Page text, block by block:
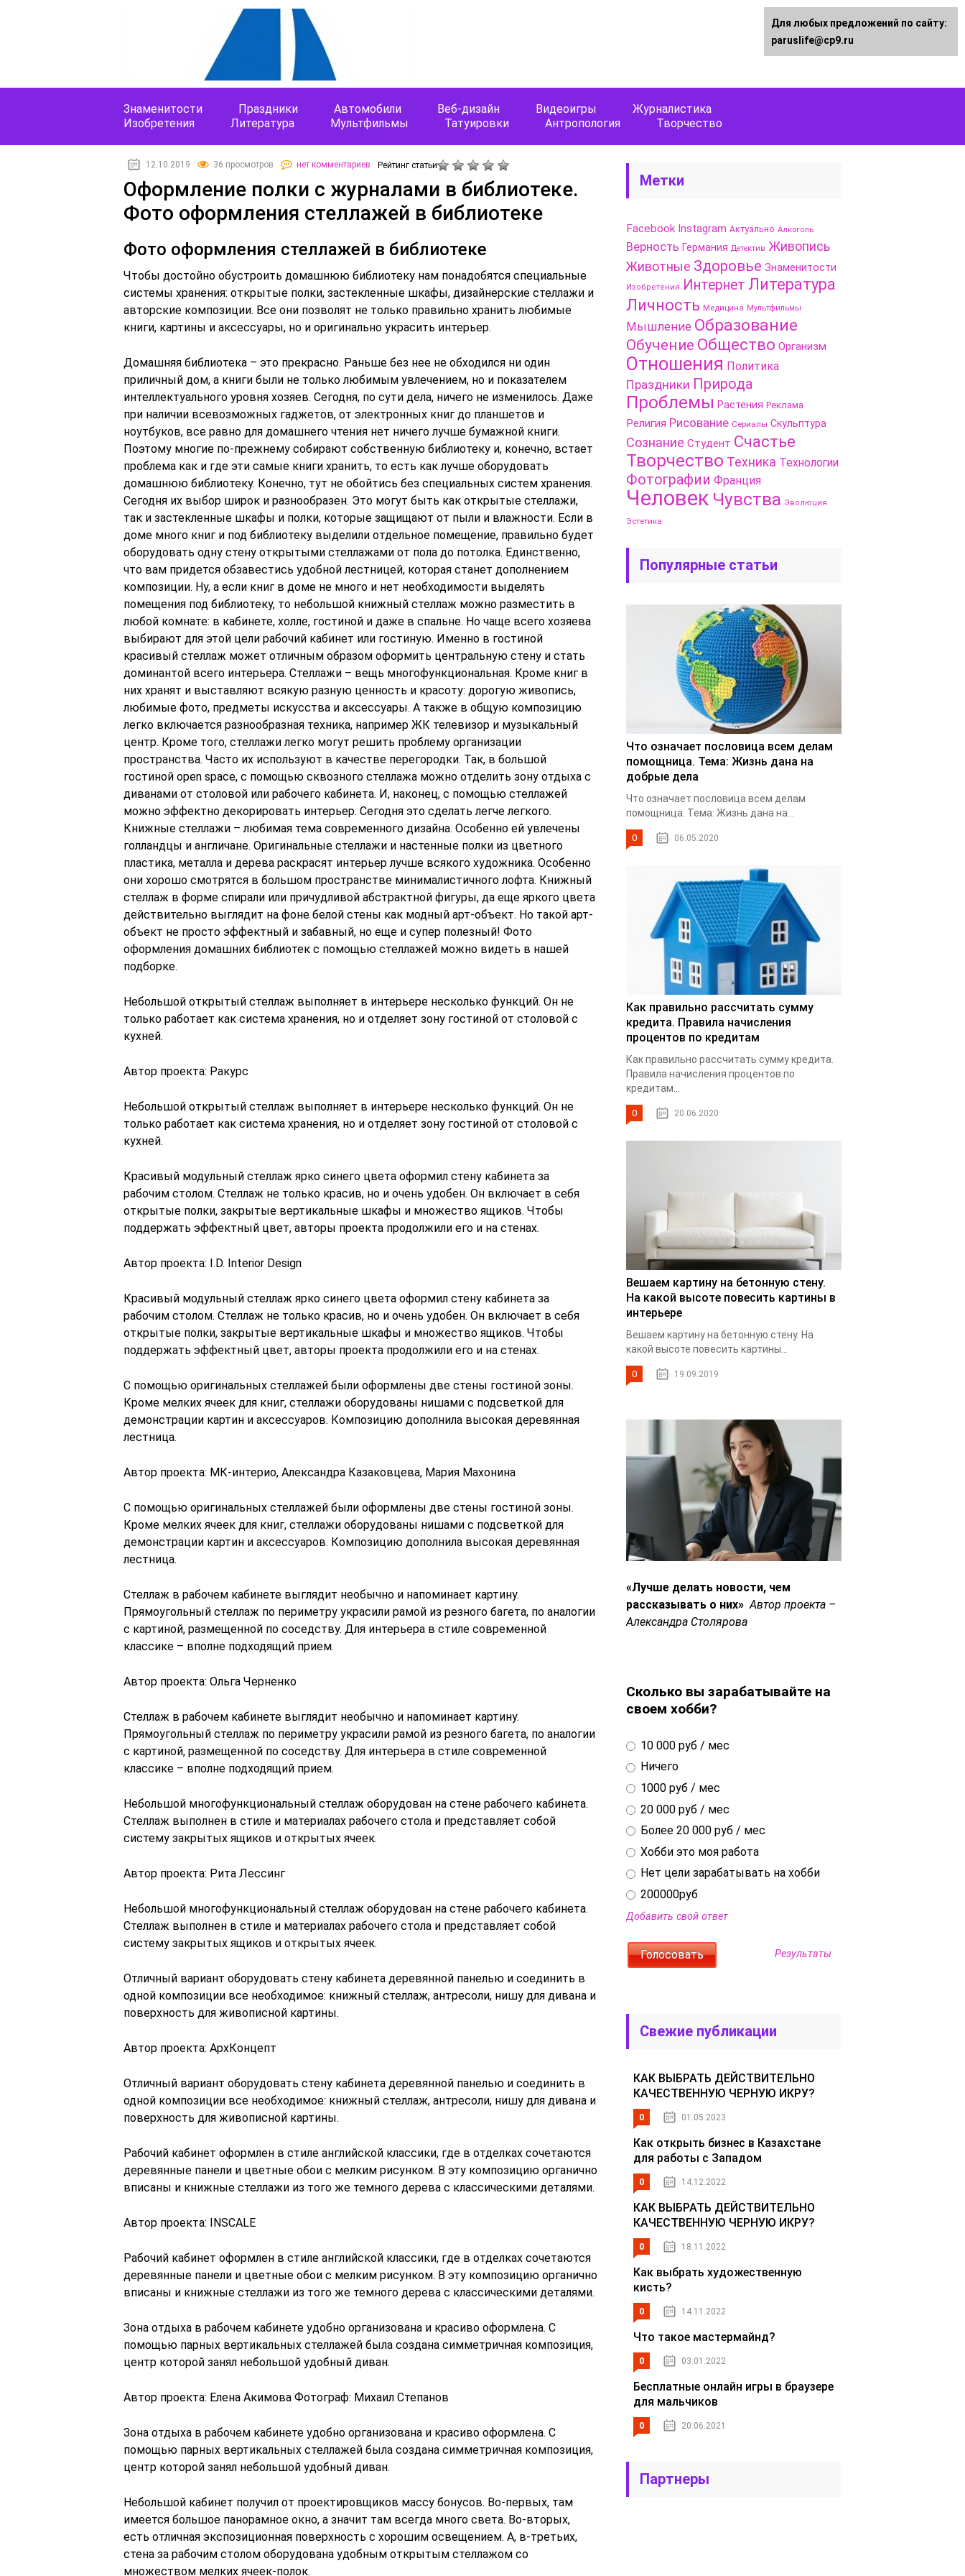
Знаменитости Праздники Автомобили Веб-дизайн Видеоигры
Журналистика
Изобретения
Литература Мультфильмы Татуировки Антропология Творчество
12.10.2019 36 просмотров нет комментариев Рейтинг статьи
Оформление полки с журналами в библиотеке.
Фото оформления стеллажей в библиотеке
Фото оформления стеллажей в библиотеке
Чтобы достойно обустроить домашнюю библиотеку нам понадобятся специальные
системы хранения: открытые полки, застекленные шкафы, дизайнерские стеллажи и
авторские композиции. Все они позволят не только правильно хранить любимые
книги, картины и аксессуары, но и оригинально украсить интерьер.
Домашняя библиотека – это прекрасно. Раньше без нее не обходился ни один
приличный дом, а книги были не только любимым увлечением, но и показателем
интеллектуального уровня хозяев. Сегодня, по сути дела, ничего не изменилось. Даже
при наличии всевозможных гаджетов, от электронных книг до планшетов и
ноутбуков, все равно для домашнего чтения нет ничего лучше бумажной книги.
Поэтому многие по-прежнему собирают собственную библиотеку и, конечно, встает
проблема как и где эти самые книги хранить, то есть как лучше оборудовать
домашнюю библиотеку. Конечно, тут не обойтись без специальных систем хранения.
Сегодня их выбор широк и разнообразен. Это могут быть как открытые стеллажи,
так и застекленные шкафы и полки, которые защищают от пыли и влажности. Если в
доме много книг и под библиотеку выделили отдельное помещение, правильно будет
оборудовать одну стену открытыми стеллажами от пола до потолка. Единственно,
что вам придется обзавестись удобной лестницей, которая станет дополнением
композиции. Ну, а если книг в доме не много и нет необходимости выделять
помещения под библиотеку, то небольшой книжный стеллаж можно разместить в
любой комнате: в кабинете, холле, гостиной и даже в спальне. Но чаще всего хозяева
выбирают для этой цели рабочий кабинет или гостиную. Именно в гостиной
красивый стеллаж может отличным образом оформить центральную стену и стать
доминантой всего интерьера. Стеллажи – вещь многофункциональная. Кроме книг в
них хранят и выставляют всякую разную ценность и красоту: дорогую живопись,
любимые фото, предметы искусства и аксессуары. А также в общую композицию
легко включается разнообразная техника, например ЖК телевизор и музыкальный
центр. Кроме того, стеллажи легко могут решить проблему организации
пространства. Часто их используют в качестве перегородки. Так, в большой
гостиной open space, с помощью сквозного стеллажа можно отделить зону отдыха с
диванами от столовой или рабочего кабинета. И, наконец, с помощью стеллажей
можно эффектно декорировать интерьер. Сегодня это сделать легче легкого.
Книжные стеллажи – любимая тема современного дизайна. Особенно ей увлечены
голландцы и англичане. Оригинальные стеллажи и настенные полки из цветного
пластика, металла и дерева раскрасят интерьер лучше всякого художника. Особенно
они хорошо смотрятся в большом пространстве минималистичного лофта. Книжный
стеллаж в форме спирали или причудливой абстрактной фигуры, да еще яркого цвета
действительно выглядит на фоне белой стены как модный арт-объект. Но такой арт-
объект не просто эффектный и забавный, но еще и супер полезный! Фото
оформления домашних библиотек с помощью стеллажей можно видеть в нашей
подборке.
Небольшой открытый стеллаж выполняет в интерьере несколько функций. Он не
только работает как система хранения, но и отделяет зону гостиной от столовой с
кухней.
Автор проекта: Ракурс
Небольшой открытый стеллаж выполняет в интерьере несколько функций. Он не
только работает как система хранения, но и отделяет зону гостиной от столовой с
кухней.
Красивый модульный стеллаж ярко синего цвета оформил стену кабинета за
рабочим столом. Стеллаж не только красив, но и очень удобен. Он включает в себя
открытые полки, закрытые вертикальные шкафы и множество ящиков. Чтобы
поддержать эффектный цвет, авторы проекта продолжили его и на стенах.
Автор проекта: I.D. Interior Design
Красивый модульный стеллаж ярко синего цвета оформил стену кабинета за
рабочим столом. Стеллаж не только красив, но и очень удобен. Он включает в себя
открытые полки, закрытые вертикальные шкафы и множество ящиков. Чтобы
поддержать эффектный цвет, авторы проекта продолжили его и на стенах.
С помощью оригинальных стеллажей были оформлены две стены гостиной зоны.
Кроме мелких ячеек для книг, стеллажи оборудованы нишами с подсветкой для
демонстрации картин и аксессуаров. Композицию дополнила высокая деревянная
лестница.
Автор проекта: МК-интерио, Александра Казаковцева, Мария Махонина
С помощью оригинальных стеллажей были оформлены две стены гостиной зоны.
Кроме мелких ячеек для книг, стеллажи оборудованы нишами с подсветкой для
демонстрации картин и аксессуаров. Композицию дополнила высокая деревянная
лестница.
Стеллаж в рабочем кабинете выглядит необычно и напоминает картину.
Прямоугольный стеллаж по периметру украсили рамой из резного багета, по аналогии
с картиной, размещенной по соседству. Для интерьера в стиле современной
классике – вполне подходящий прием.
Автор проекта: Ольга Черненко
Стеллаж в рабочем кабинете выглядит необычно и напоминает картину.
Прямоугольный стеллаж по периметру украсили рамой из резного багета, по аналогии
с картиной, размещенной по соседству. Для интерьера в стиле современной
классике – вполне подходящий прием.
Небольшой многофункциональный стеллаж оборудован на стене рабочего кабинета.
Стеллаж выполнен в стиле и материалах рабочего стола и представляет собой
систему закрытых ящиков и открытых ячеек.
Автор проекта: Рита Лессинг
Небольшой многофункциональный стеллаж оборудован на стене рабочего кабинета.
Стеллаж выполнен в стиле и материалах рабочего стола и представляет собой
систему закрытых ящиков и открытых ячеек.
Отличный вариант оборудовать стену кабинета деревянной панелью и соединить в
одной композиции все необходимое: книжный стеллаж, антресоли, нишу для дивана и
поверхность для живописной картины.
Автор проекта: АрхКонцепт
Отличный вариант оборудовать стену кабинета деревянной панелью и соединить в
одной композиции все необходимое: книжный стеллаж, антресоли, нишу для дивана и
поверхность для живописной картины.
Рабочий кабинет оформлен в стиле английской классики, где в отделках сочетаются
деревянные панели и цветные обои с мелким рисунком. В эту композицию органично
вписаны и книжные стеллажи из того же темного дерева с классическими деталями.
Автор проекта: INSCALE
Рабочий кабинет оформлен в стиле английской классики, где в отделках сочетаются
деревянные панели и цветные обои с мелким рисунком. В эту композицию органично
вписаны и книжные стеллажи из того же темного дерева с классическими деталями.
Зона отдыха в рабочем кабинете удобно организована и красиво оформлена. С
помощью парных вертикальных стеллажей была создана симметричная композиция,
центр которой занял небольшой удобный диван.
Автор проекта: Елена Акимова Фотограф: Михаил Степанов
Зона отдыха в рабочем кабинете удобно организована и красиво оформлена. С
помощью парных вертикальных стеллажей была создана симметричная композиция,
центр которой занял небольшой удобный диван.
Небольшой кабинет получил от проектировщиков массу бонусов. Во-первых, там
имеется большое панорамное окно, а значит там всегда много света. Во-вторых,
есть отличная экспозиционная поверхность с хорошим освещением. А, в-третьих,
стена за рабочим столом оборудована удобным открытым стеллажом со
множеством мелких ячеек-полок.
Метки
Facebook Instagram Актуально Алкоголь
Верность Германия Детектив Живопись
Животные Здоровье Знаменитости
Изобретения Интернет Литература
Личность Медицина Мультфильмы
Мышление Образование
Обучение Общество Организм
Отношения Политика
Праздники Природа
Проблемы Растения Реклама
Религия Рисование Сериалы Скульптура
Сознание Студент Счастье
Творчество Техника Технологии
Фотографии Франция
Человек Чувства Эволюция
Эстетика
Популярные статьи
Что означает пословица всем делам
помощница. Тема: Жизнь дана на
добрые дела
Что означает пословица всем делам
помощница. Тема: Жизнь дана на...
0 06.05.2020
Как правильно рассчитать сумму
кредита. Правила начисления
процентов по кредитам
Как правильно рассчитать сумму кредита.
Правила начисления процентов по
кредитам...
0 20.06.2020
Вешаем картину на бетонную стену.
На какой высоте повесить картины в
интерьере
Вешаем картину на бетонную стену. На
какой высоте повесить картины...
0 19.09.2019
«Лучше делать новости, чем
рассказывать о них»Автор проекта –
Александра Столярова
Сколько вы зарабатывайте на
своем хобби?
10 000 руб / мес
Ничего
1000 руб / мес
20 000 руб / мес
Более 20 000 руб / мес
Хобби это моя работа
Нет цели зарабатывать на хобби
200000руб
Добавить свой ответ
Результаты
Свежие публикации
КАК ВЫБРАТЬ ДЕЙСТВИТЕЛЬНО
КАЧЕСТВЕННУЮ ЧЕРНУЮ ИКРУ?
0 01.05.2023
Как открыть бизнес в Казахстане
для работы с Западом
0 14.12.2022
КАК ВЫБРАТЬ ДЕЙСТВИТЕЛЬНО
КАЧЕСТВЕННУЮ ЧЕРНУЮ ИКРУ?
0 18.11.2022
Как выбрать художественную
кисть?
0 14.11.2022
Что такое мастермайнд?
0 03.01.2022
Бесплатные онлайн игры в браузере
для мальчиков
0 20.06.2021
Партнеры
Для любых предложений по сайту:
paruslife@cp9.ru